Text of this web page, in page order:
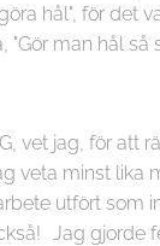
hål", för det
man hål så
vet jag, för att
veta minst lika
utfört som
Jag gjorde